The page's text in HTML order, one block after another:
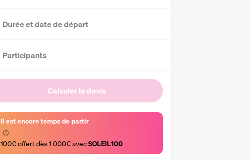
Durée et date de départ
Participants
Calculer le devis
Il est encore temps de partir
100€ offert dès 1 000€ avec SOLEIL100